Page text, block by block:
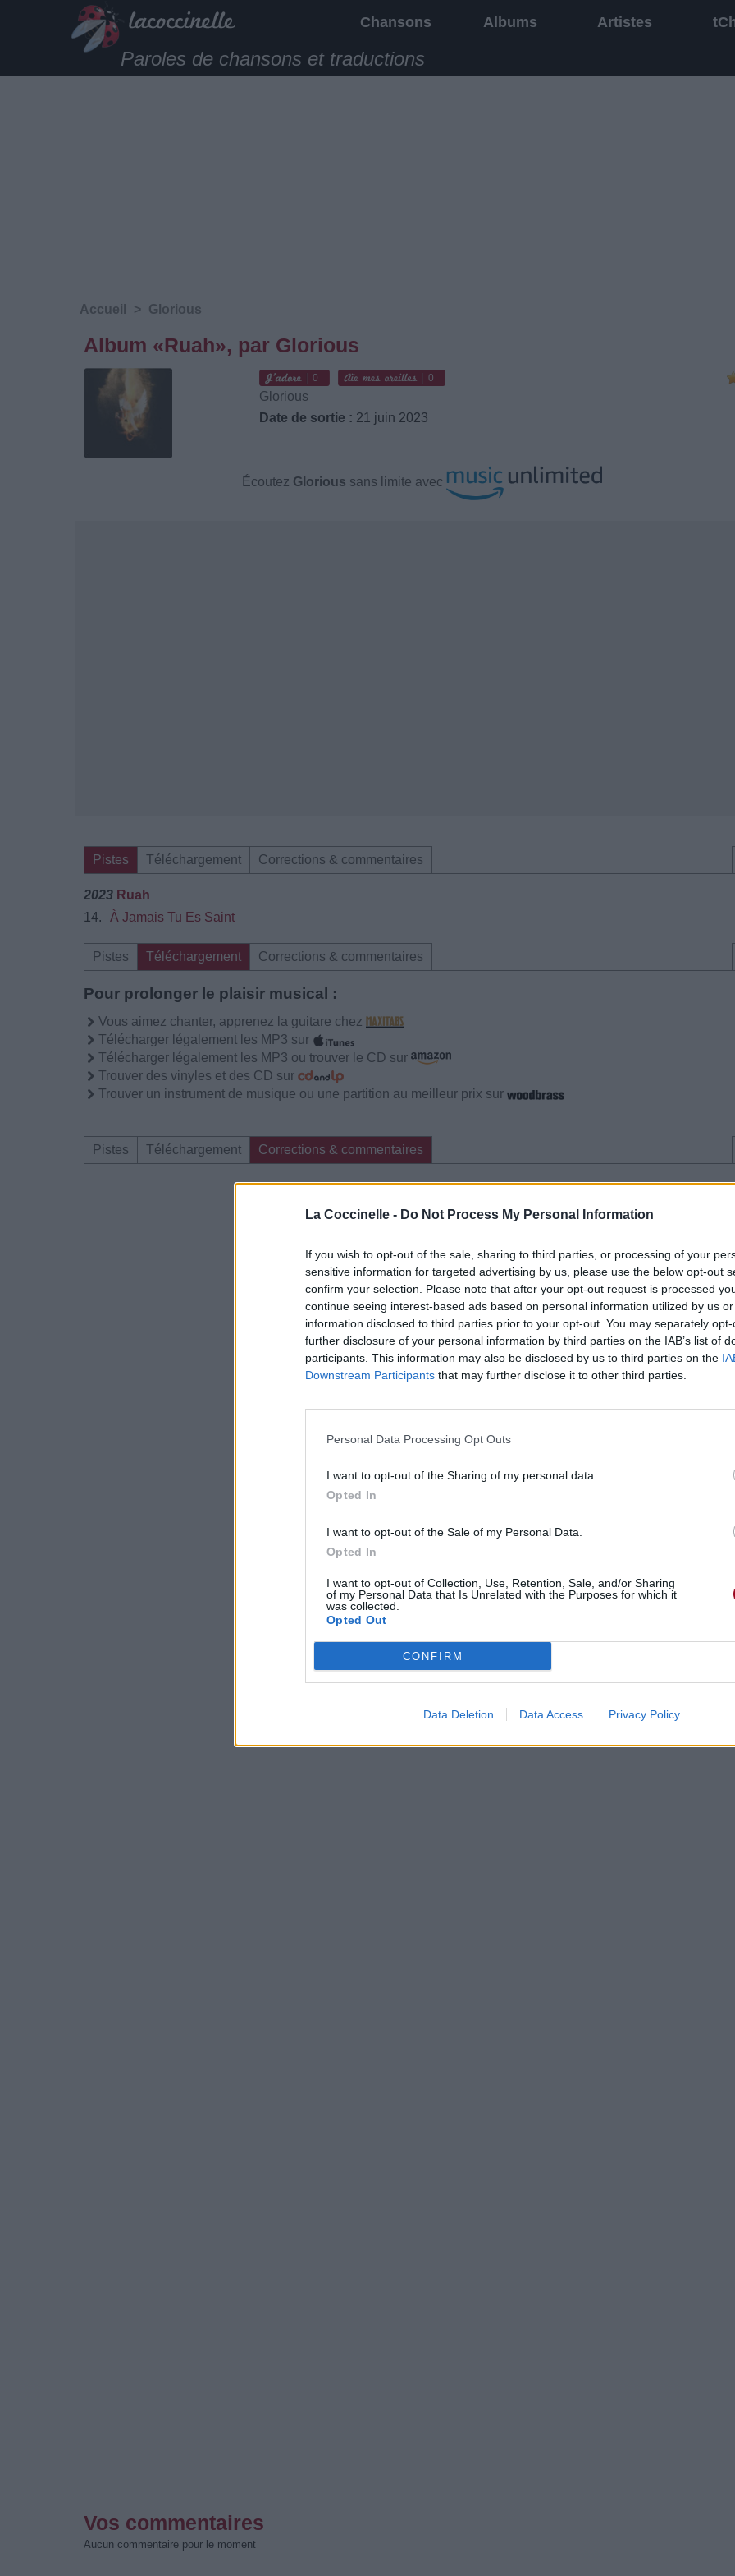
La Coccinelle - Do Not Process My Personal Information
If you wish to opt-out of the sale, sharing to third parties, or processing of your
sensitive information for targeted advertising by us, please use the below opt-out
confirm your selection. Please note that after your opt-out request is processed
continue seeing interest-based ads based on personal information utilized by us
information disclosed to third parties prior to your opt-out. You may separately
further disclosure of your personal information by third parties on the IAB’s list of
participants. This information may also be disclosed by us to third parties on the
Downstream Participants that may further disclose it to other third parties.
Personal Data Processing Opt Outs
I want to opt-out of the Sharing of my personal data.
Opted In
I want to opt-out of the Sale of my Personal Data.
Opted In
I want to opt-out of Collection, Use, Retention, Sale, and/or Sharing
of my Personal Data that Is Unrelated with the Purposes for which it
was collected.
Opted Out
CONFIRM
Data Deletion Data Access Privacy Policy
Chansons Albums Artistes
Paroles de chansons et traductions
Accueil > Glorious
Album «Ruah», par Glorious
0 0
Glorious
Date de sortie : 21 juin 2023
Écoutez Glorious sans limite avec
Pistes Téléchargement Corrections & commentaires
2023 Ruah
14.
À Jamais Tu Es Saint
Pistes Téléchargement Corrections & commentaires
Pour prolonger le plaisir musical :
Vous aimez chanter, apprenez la guitare chez
Télécharger légalement les MP3 sur
Télécharger légalement les MP3 ou trouver le CD sur
Trouver des vinyles et des CD sur
Trouver un instrument de musique ou une partition au meilleur prix sur
Pistes Téléchargement Corrections & commentaires
Vos commentaires
Aucun commentaire pour le moment